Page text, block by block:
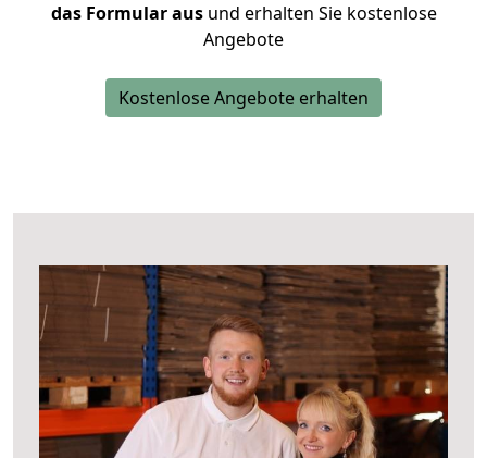
das Formular ausund erhalten Sie kostenlose
Angebote
Kostenlose Angebote erhalten